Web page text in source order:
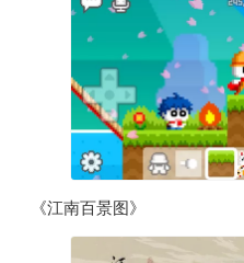
《江南百景图》